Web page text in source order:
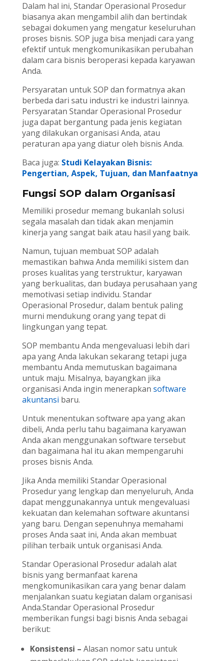
Dalam hal ini, Standar Operasional Prosedur
biasanya akan mengambil alih dan bertindak
sebagai dokumen yang mengatur keseluruhan
proses bisnis. SOP juga bisa menjadi cara yang
efektif untuk mengkomunikasikan perubahan
dalam cara bisnis beroperasi kepada karyawan
Anda.
Persyaratan untuk SOP dan formatnya akan
berbeda dari satu industri ke industri lainnya.
Persyaratan Standar Operasional Prosedur
juga dapat bergantung pada jenis kegiatan
yang dilakukan organisasi Anda, atau
peraturan apa yang diatur oleh bisnis Anda.
Baca juga: Studi Kelayakan Bisnis:
Pengertian, Aspek, Tujuan, dan Manfaatnya
Fungsi SOP dalam Organisasi
Memiliki prosedur memang bukanlah solusi
segala masalah dan tidak akan menjamin
kinerja yang sangat baik atau hasil yang baik.
Namun, tujuan membuat SOP adalah
memastikan bahwa Anda memiliki sistem dan
proses kualitas yang terstruktur, karyawan
yang berkualitas, dan budaya perusahaan yang
memotivasi setiap individu. Standar
Operasional Prosedur, dalam bentuk paling
murni mendukung orang yang tepat di
lingkungan yang tepat.
SOP membantu Anda mengevaluasi lebih dari
apa yang Anda lakukan sekarang tetapi juga
membantu Anda memutuskan bagaimana
untuk maju. Misalnya, bayangkan jika
organisasi Anda ingin menerapkan software
akuntansi baru.
Untuk menentukan software apa yang akan
dibeli, Anda perlu tahu bagaimana karyawan
Anda akan menggunakan software tersebut
dan bagaimana hal itu akan mempengaruhi
proses bisnis Anda.
Jika Anda memiliki Standar Operasional
Prosedur yang lengkap dan menyeluruh, Anda
dapat menggunakannya untuk mengevaluasi
kekuatan dan kelemahan software akuntansi
yang baru. Dengan sepenuhnya memahami
proses Anda saat ini, Anda akan membuat
pilihan terbaik untuk organisasi Anda.
Standar Operasional Prosedur adalah alat
bisnis yang bermanfaat karena
mengkomunikasikan cara yang benar dalam
menjalankan suatu kegiatan dalam organisasi
Anda.Standar Operasional Prosedur
memberikan fungsi bagi bisnis Anda sebagai
berikut:
Konsistensi – Alasan nomor satu untuk